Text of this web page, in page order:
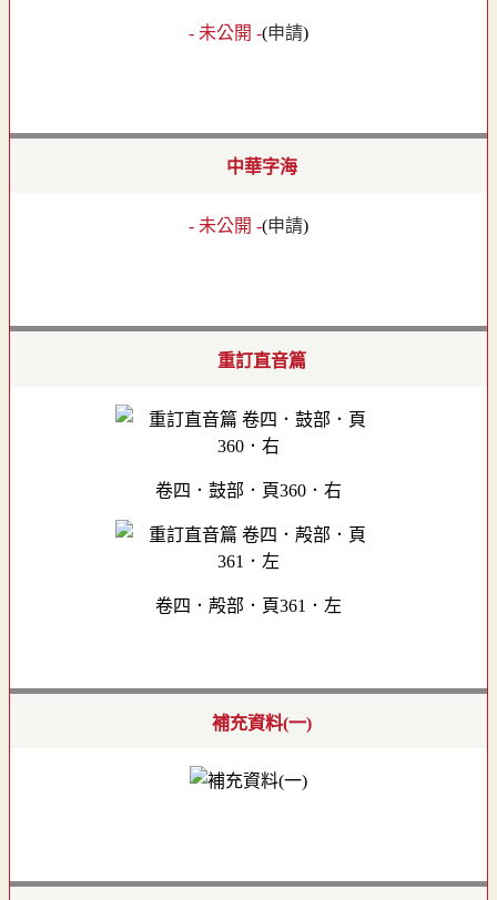
- 未公開 -(申請)
中華字海
- 未公開 -(申請)
重訂直音篇
卷四．鼓部．頁360．右
卷四．殸部．頁361．左
補充資料(一)